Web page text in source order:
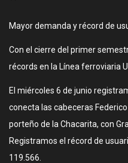
Mayor demanda y récord de
Con el cierre del primer
récords en la Línea ferroviaria
El miércoles 6 de junio
conecta las cabeceras
porteño de la Chacarita, con
Registramos el récord de
119.566.